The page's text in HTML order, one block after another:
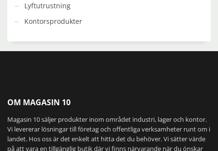
Lyftutrustning
Kontorsprodukter
OM MAGASIN 10
Magasin 10 säljer produkter inom området industri, lager och kontor.
Vi levererar lösningar till företag och offentliga verksamheter runt om i
landet. Hos oss är det enkelt att hitta det du behöver. Vi sätter värde
på att vara en tillgänglig butik där vi finns närvarande när du önskar